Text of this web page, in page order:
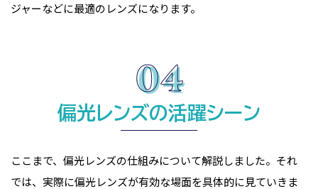
ジャーなどに最適のレンズになります。
偏光レンズの活躍シーン
ここまで、偏光レンズの仕組みについて解説しました。それ
では、実際に偏光レンズが有効な場面を具体的に見ていきま